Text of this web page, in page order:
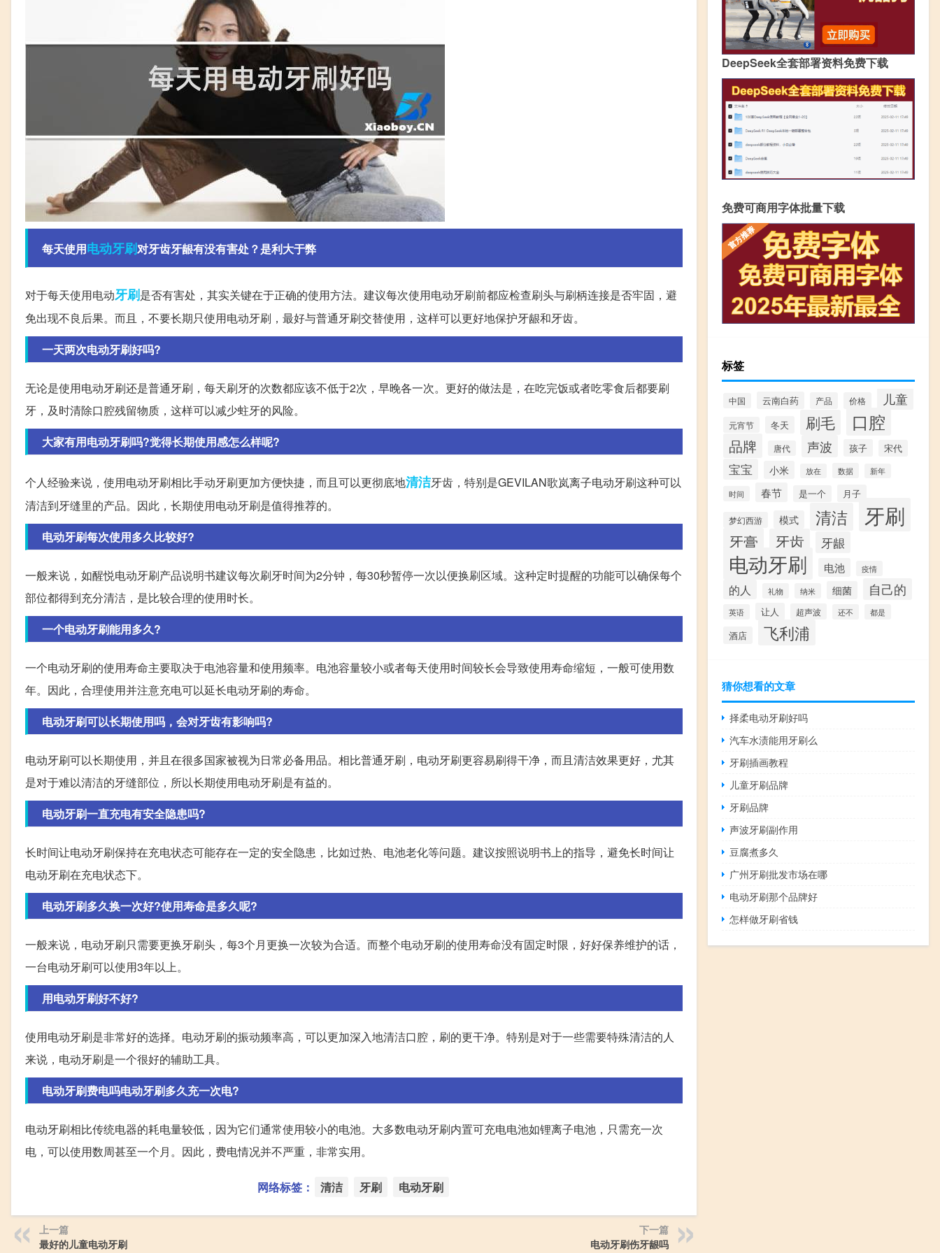
每天使用电动牙刷对牙齿牙龈有没有害处？是利大于弊
对于每天使用电动牙刷是否有害处，其实关键在于正确的使用方法。建议每次使用电动牙刷前都应检查刷头与刷柄连接是否牢固，避
免出现不良后果。而且，不要长期只使用电动牙刷，最好与普通牙刷交替使用，这样可以更好地保护牙龈和牙齿。
一天两次电动牙刷好吗?
无论是使用电动牙刷还是普通牙刷，每天刷牙的次数都应该不低于2次，早晚各一次。更好的做法是，在吃完饭或者吃零食后都要刷
牙，及时清除口腔残留物质，这样可以减少蛀牙的风险。
大家有用电动牙刷吗?觉得长期使用感怎么样呢?
个人经验来说，使用电动牙刷相比手动牙刷更加方便快捷，而且可以更彻底地清洁牙齿，特别是GEVILAN歌岚离子电动牙刷这种可以
清洁到牙缝里的产品。因此，长期使用电动牙刷是值得推荐的。
电动牙刷每次使用多久比较好?
一般来说，如醒悦电动牙刷产品说明书建议每次刷牙时间为2分钟，每30秒暂停一次以便换刷区域。这种定时提醒的功能可以确保每个
部位都得到充分清洁，是比较合理的使用时长。
一个电动牙刷能用多久?
一个电动牙刷的使用寿命主要取决于电池容量和使用频率。电池容量较小或者每天使用时间较长会导致使用寿命缩短，一般可使用数
年。因此，合理使用并注意充电可以延长电动牙刷的寿命。
电动牙刷可以长期使用吗，会对牙齿有影响吗?
电动牙刷可以长期使用，并且在很多国家被视为日常必备用品。相比普通牙刷，电动牙刷更容易刷得干净，而且清洁效果更好，尤其
是对于难以清洁的牙缝部位，所以长期使用电动牙刷是有益的。
电动牙刷一直充电有安全隐患吗?
长时间让电动牙刷保持在充电状态可能存在一定的安全隐患，比如过热、电池老化等问题。建议按照说明书上的指导，避免长时间让
电动牙刷在充电状态下。
电动牙刷多久换一次好?使用寿命是多久呢?
一般来说，电动牙刷只需要更换牙刷头，每3个月更换一次较为合适。而整个电动牙刷的使用寿命没有固定时限，好好保养维护的话，
一台电动牙刷可以使用3年以上。
用电动牙刷好不好?
使用电动牙刷是非常好的选择。电动牙刷的振动频率高，可以更加深入地清洁口腔，刷的更干净。特别是对于一些需要特殊清洁的人
来说，电动牙刷是一个很好的辅助工具。
电动牙刷费电吗电动牙刷多久充一次电?
电动牙刷相比传统电器的耗电量较低，因为它们通常使用较小的电池。大多数电动牙刷内置可充电电池如锂离子电池，只需充一次
电，可以使用数周甚至一个月。因此，费电情况并不严重，非常实用。
网络标签： 清洁 牙刷 电动牙刷
上一篇
最好的儿童电动牙刷
下一篇
电动牙刷伤牙龈吗
DeepSeek全套部署资料免费下载
免费可商用字体批量下载
标签
中国 云南白药 产品 价格 儿童
元宵节 冬天 刷毛 口腔
品牌 唐代 声波 孩子 宋代
宝宝 小米 放在 数据 新年
时间 春节 是一个 月子
梦幻西游 模式 清洁 牙刷
牙膏 牙齿 牙龈
电动牙刷 电池 疫情
的人 礼物 纳米 细菌 自己的
英语 让人 超声波 还不 都是
酒店 飞利浦
猜你想看的文章
择柔电动牙刷好吗
汽车水渍能用牙刷么
牙刷插画教程
儿童牙刷品牌
牙刷品牌
声波牙刷副作用
豆腐煮多久
广州牙刷批发市场在哪
电动牙刷那个品牌好
怎样做牙刷省钱